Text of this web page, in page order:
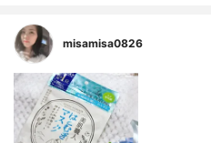
misamisa0826